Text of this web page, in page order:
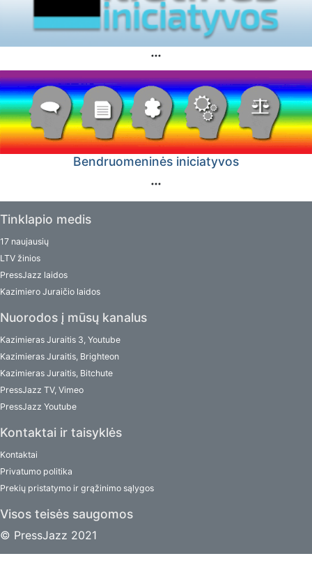
Bendruomeninės iniciatyvos
Tinklapio medis
17 naujausių
LTV žinios
PressJazz laidos
Kazimiero Juraičio laidos
Nuorodos į mūsų kanalus
Kazimieras Juraitis 3, Youtube
Kazimieras Juraitis, Brighteon
Kazimieras Juraitis, Bitchute
PressJazz TV, Vimeo
PressJazz Youtube
Kontaktai ir taisyklės
Kontaktai
Privatumo politika
Prekių pristatymo ir grąžinimo sąlygos
Visos teisės saugomos
© PressJazz 2021